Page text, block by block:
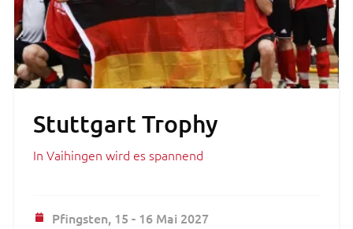
Stuttgart Trophy
In Vaihingen wird es spannend
Pfingsten, 15 - 16 Mai 2027